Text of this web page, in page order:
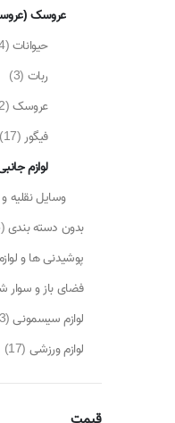
عروسک
حیوانات(14)
ربات (3)
عروسک(12)
فیگور(17)
لوازم
وسایل نقلیه
بدون دسته بندی(15)
پوشیدنی ها و
فضای باز و سوار
لوازم سیسمونی(13)
لوازم ورزشی (17)